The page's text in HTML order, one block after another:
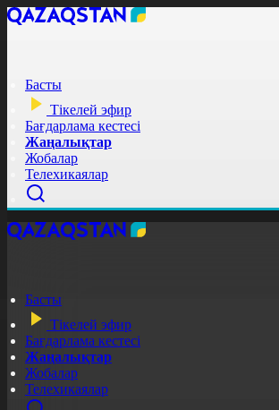
Басты
Тікелей эфир
Бағдарлама кестесі
Жаңалықтар
Жобалар
Телехикаялар
Басты
Тікелей эфир
Бағдарлама кестесі
Жаңалықтар
Жобалар
Телехикаялар